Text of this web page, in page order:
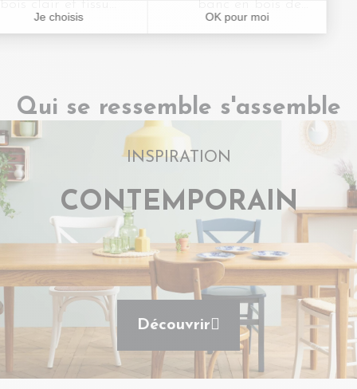
bois clair et tissu
bouclette écru
L120 - FLORIAN
banc en bois de
manguier
marqueté L140 -
Qui se ressemble s'assemble
INSPIRATION
CONTEMPORAIN
Découvrir